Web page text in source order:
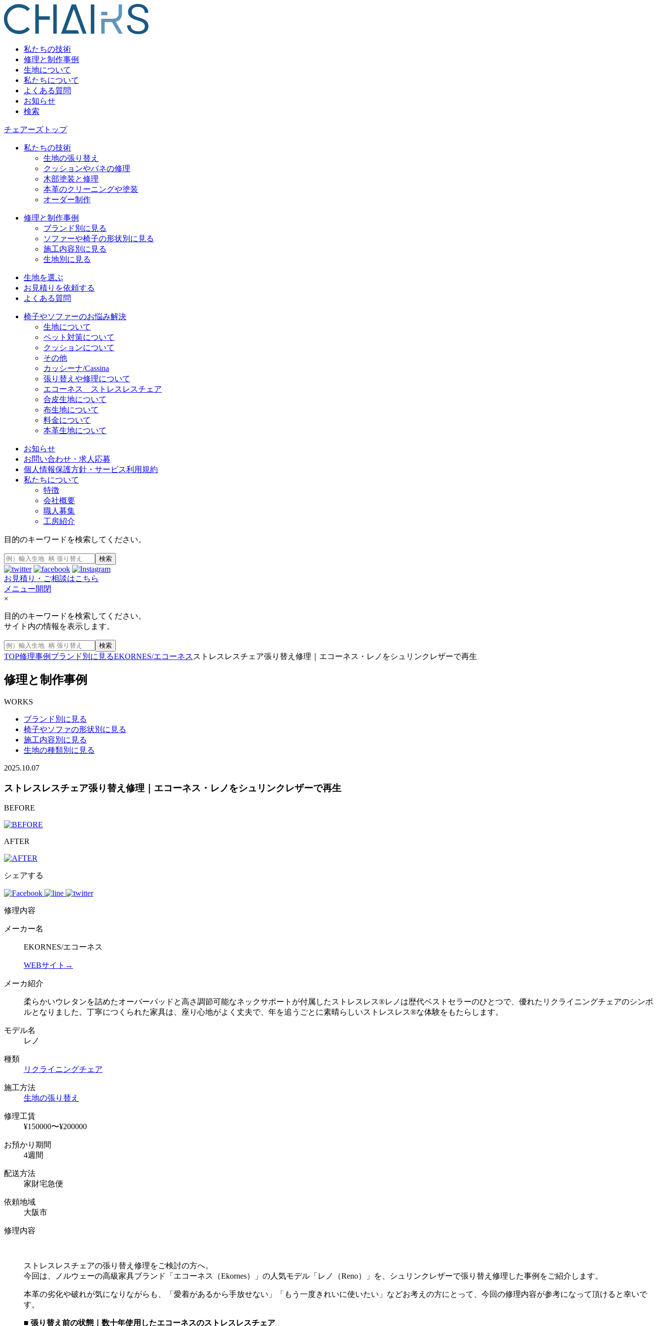
私たちの技術
修理と制作事例
生地について
私たちについて
よくある質問
お知らせ
検索
チェアーズトップ
私たちの技術
生地の張り替え
クッションやバネの修理
木部塗装と修理
本革のクリーニングや塗装
オーダー制作
修理と制作事例
ブランド別に見る
ソファーや椅子の形状別に見る
施工内容別に見る
生地別に見る
生地を選ぶ
お見積りを依頼する
よくある質問
椅子やソファーのお悩み解決
生地について
ペット対策について
クッションについて
その他
カッシーナ/Cassina
張り替えや修理について
エコーネス ストレスレスチェア
合皮生地について
布生地について
料金について
本革生地について
お知らせ
お問い合わせ・求人応募
個人情報保護方針・サービス利用規約
私たちについて
特徴
会社概要
職人募集
工房紹介
目的のキーワードを検索してください。
検索
お見積り・ご相談はこちら
メニュー開閉
×
目的のキーワードを検索してください。
サイト内の情報を表示します。
検索
TOP修理事例 ブランド別に見るEKORNES/エコーネス ストレスレスチェア張り替え修理｜エコーネス・レノをシュリンクレザーで再生
修理と制作事例
WORKS
ブランド別に見る
椅子やソファの形状別に見る
施工内容別に見る
生地の種類別に見る
2025.10.07
ストレスレスチェア張り替え修理｜エコーネス・レノをシュリンクレザーで再生
BEFORE
AFTER
シェアする
修理内容
メーカー名
EKORNES/エコーネス
WEBサイト→
メーカ紹介
柔らかいウレタンを詰めたオーバーパッドと高さ調節可能なネックサポートが付属したストレスレス®レノは歴代ベストセラーのひとつで、優れたリクライニングチェアのシンボ
ルとなりました。丁寧につくられた家具は、座り心地がよく丈夫で、年を追うごとに素晴らしいストレスレス®な体験をもたらします。
モデル名
レノ
種類
リクライニングチェア
施工方法
生地の張り替え
修理工賃
¥150000〜¥200000
お預かり期間
4週間
配送方法
家財宅急便
依頼地域
大阪市
修理内容
ストレスレスチェアの張り替え修理をご検討の方へ。
今回は、ノルウェーの高級家具ブランド「エコーネス（Ekornes）」の人気モデル「レノ（Reno）」を、シュリンクレザーで張り替え修理した事例をご紹介します。
本革の劣化や破れが気になりながらも、「愛着があるから手放せない」「もう一度きれいに使いたい」などお考えの方にとって、今回の修理内容が参考になって頂けると幸いで
す。
■ 張り替え前の状態｜数十年使用したエコーネスのストレスレスチェア